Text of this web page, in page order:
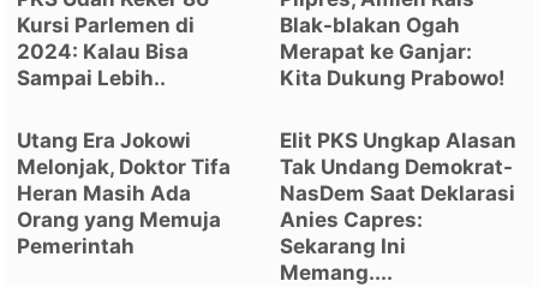
Kursi Parlemen di
2024: Kalau Bisa
Sampai Lebih..
Blak-blakan Ogah
Merapat ke Ganjar:
Kita Dukung Prabowo!
Utang Era Jokowi
Melonjak, Doktor Tifa
Heran Masih Ada
Orang yang Memuja
Pemerintah
Elit PKS Ungkap Alasan
Tak Undang Demokrat-
NasDem Saat Deklarasi
Anies Capres:
Sekarang Ini
Memang....